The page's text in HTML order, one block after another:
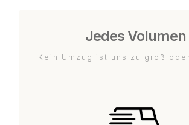
Jedes Volumen
Kein Umzug ist uns zu groß